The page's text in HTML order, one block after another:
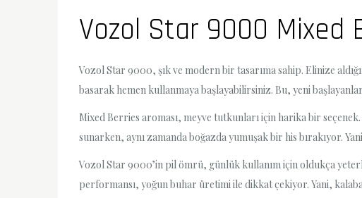
Vozol Star 9000 Mixed
Vozol Star 9000, şık ve modern bir tasarıma sahip. Elinize
basarak hemen kullanmaya başlayabilirsiniz. Bu, yeni
Mixed Berries aroması, meyve tutkunları için harika bir
sunarken, aynı zamanda boğazda yumuşak bir his bırakıyor.
Vozol Star 9000’in pil ömrü, günlük kullanım için oldukça
performansı, yoğun buhar üretimi ile dikkat çekiyor. Yani,